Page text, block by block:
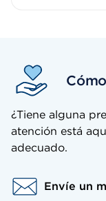
¿Tiene alguna
atención está
adecuado.
Envíe un